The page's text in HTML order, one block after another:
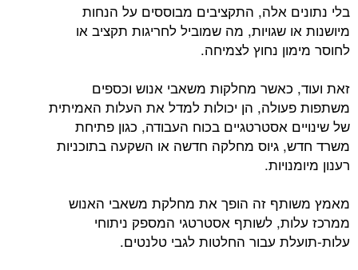
בלי נתונים אלה, התקציבים מבוססים על הנחות
מיושנות או שגויות, מה שמוביל לחריגות תקציב או
לחוסר מימון נחוץ לצמיחה.
זאת ועוד, כאשר מחלקות משאבי אנוש וכספים
משתפות פעולה, הן יכולות למדל את העלות האמיתית
של שינויים אסטרטגיים בכוח העבודה, כגון פתיחת
משרד חדש, גיוס מחלקה חדשה או השקעה בתוכניות
רענון מיומנויות.
מאמץ משותף זה הופך את מחלקת משאבי האנוש
ממרכז עלות, לשותף אסטרטגי המספק ניתוחי
עלות-תועלת עבור החלטות לגבי טלנטים.